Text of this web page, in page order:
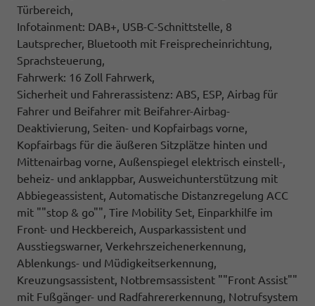
Türbereich,
Infotainment: DAB+, USB-C-Schnittstelle, 8
Lautsprecher, Bluetooth mit Freisprecheinrichtung,
Sprachsteuerung,
Fahrwerk: 16 Zoll Fahrwerk,
Sicherheit und Fahrerassistenz: ABS, ESP, Airbag für
Fahrer und Beifahrer mit Beifahrer-Airbag-
Deaktivierung, Seiten- und Kopfairbags vorne,
Kopfairbags für die äußeren Sitzplätze hinten und
Mittenairbag vorne, Außenspiegel elektrisch einstell-,
beheiz- und anklappbar, Ausweichunterstützung mit
Abbiegeassistent, Automatische Distanzregelung ACC
mit ""stop & go"", Tire Mobility Set, Einparkhilfe im
Front- und Heckbereich, Ausparkassistent und
Ausstiegswarner, Verkehrszeichenerkennung,
Ablenkungs- und Müdigkeitserkennung,
Kreuzungsassistent, Notbremsassistent ""Front Assist""
mit Fußgänger- und Radfahrererkennung, Notrufsystem